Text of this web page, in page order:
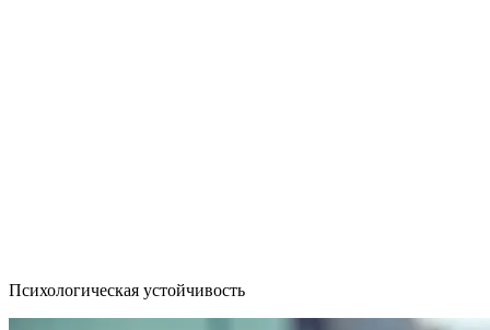
Психологическая устойчивость